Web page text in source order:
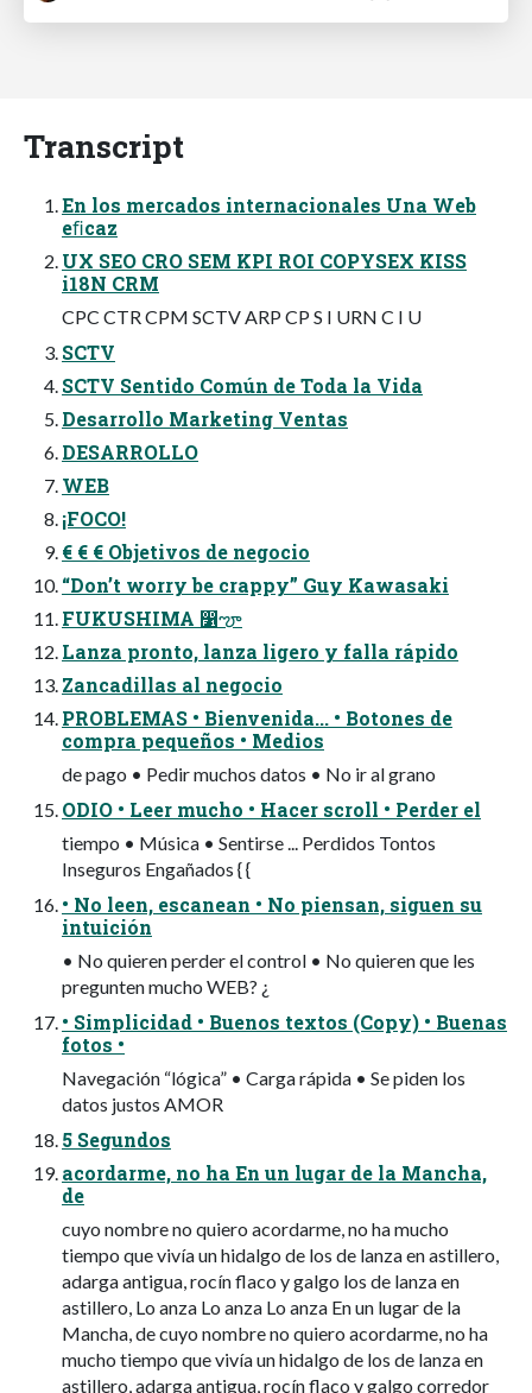
Transcript
En los mercados internacionales Una Web
eﬁcaz
UX SEO CRO SEM KPI ROI COPYSEX KISS
i18N CRM
CPC CTR CPM SCTV ARP CP S I URN C I U
SCTV
SCTV Sentido Común de Toda la Vida
Desarrollo Marketing Ventas
DESARROLLO
WEB
¡FOCO!
€ € € Objetivos de negocio
“Don’t worry be crappy” Guy Kawasaki
FUKUSHIMA ෱ౡ
Lanza pronto, lanza ligero y falla rápido
Zancadillas al negocio
PROBLEMAS • Bienvenida... • Botones de
compra pequeños • Medios
de pago • Pedir muchos datos • No ir al grano
ODIO • Leer mucho • Hacer scroll • Perder el
tiempo • Música • Sentirse ... Perdidos Tontos
Inseguros Engañados { {
• No leen, escanean • No piensan, siguen su
intuición
• No quieren perder el control • No quieren que les
pregunten mucho WEB? ¿
• Simplicidad • Buenos textos (Copy) • Buenas
fotos •
Navegación “lógica” • Carga rápida • Se piden los
datos justos AMOR
5 Segundos
acordarme, no ha En un lugar de la Mancha,
de
cuyo nombre no quiero acordarme, no ha mucho
tiempo que vivía un hidalgo de los de lanza en astillero,
adarga antigua, rocín flaco y galgo los de lanza en
astillero, Lo anza Lo anza Lo anza En un lugar de la
Mancha, de cuyo nombre no quiero acordarme, no ha
mucho tiempo que vivía un hidalgo de los de lanza en
astillero, adarga antigua, rocín flaco y galgo corredor